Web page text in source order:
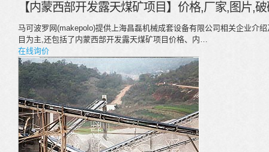
【内蒙西部开发露天煤矿项目】价格,厂家,图片,
马可波罗网(makepolo)提供上海昌磊机械成套设备有限公司相关企业介
目为主,还包括了内蒙西部开发露天煤矿项目价格、内…
在线询价